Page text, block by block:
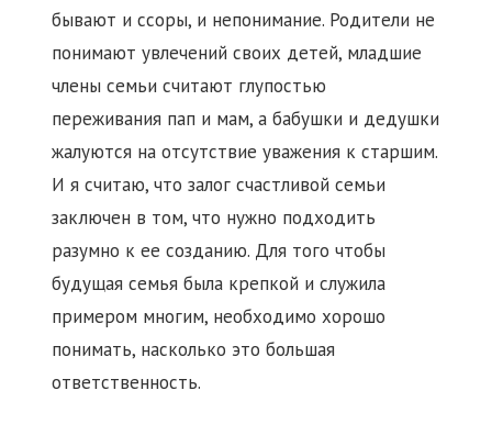
бывают и ссоры, и непонимание. Родители не
понимают увлечений своих детей, младшие
члены семьи считают глупостью
переживания пап и мам, а бабушки и дедушки
жалуются на отсутствие уважения к старшим.
И я считаю, что залог счастливой семьи
заключен в том, что нужно подходить
разумно к ее созданию. Для того чтобы
будущая семья была крепкой и служила
примером многим, необходимо хорошо
понимать, насколько это большая
ответственность.